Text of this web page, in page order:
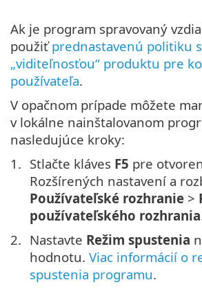
Ak je program spravovaný
použiťprednastavenú politiku
„viditeľnosťou“ produktu pre
používateľa.
V opačnom prípade môžete
v lokálne nainštalovanom
nasledujúce kroky:
Stlačte kláves F5 pre
Rozšírených nastavení a
Používateľské rozhranie >
používateľského rozhrania
Nastavte Režim spustenia
hodnotu. Viac informácií o
spustenia programu.